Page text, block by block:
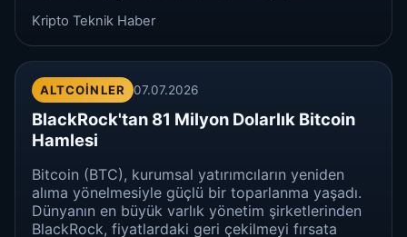
Kripto Teknik Haber
ALTCOINLER 07.07.2026
BlackRock'tan 81 Milyon Dolarlık Bitcoin
Hamlesi
Bitcoin (BTC), kurumsal yatırımcıların yeniden
alıma yönelmesiyle güçlü bir toparlanma yaşadı.
Dünyanın en büyük varlık yönetim şirketlerinden
BlackRock, fiyatlardaki geri çekilmeyi fırsata